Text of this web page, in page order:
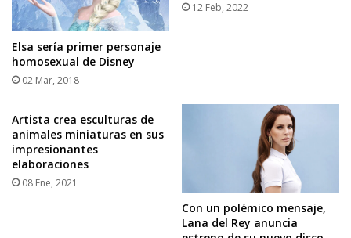
Elsa sería primer personaje
homosexual de Disney
02 Mar, 2018
12 Feb, 2022
Artista crea esculturas de
animales miniaturas en sus
impresionantes
elaboraciones
08 Ene, 2021
Con un polémico mensaje,
Lana del Rey anuncia